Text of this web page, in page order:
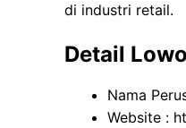
di industri retail.
Detail
Nama
Website :